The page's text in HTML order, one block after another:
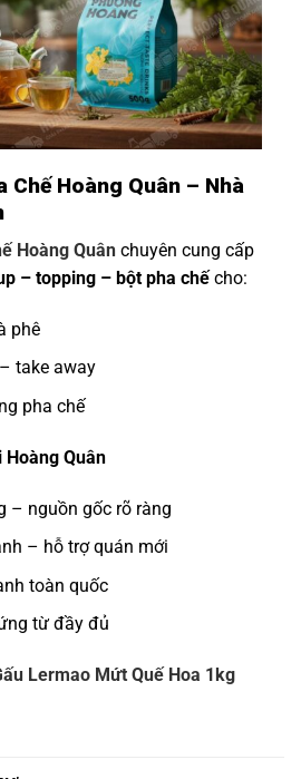
Chế Hoàng Quân – Nhà
Hoàng Quân chuyên cung cấp
– topping – bột pha chếcho:
phê
take away
pha chế
Quân
– nguồn gốc rõ ràng
– hỗ trợ quán mới
toàn quốc
từ đầy đủ
Lermao Mứt Quế Hoa 1kg